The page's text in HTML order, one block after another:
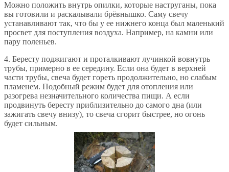
Можно положить внутрь опилки, которые наструганы, пока
вы готовили и раскалывали брёвнышко. Саму свечу
устанавливают так, что бы у ее нижнего конца был маленький
просвет для поступления воздуха. Например, на камни или
пару поленьев.
4. Бересту поджигают и проталкивают лучинкой вовнутрь
трубы, примерно в ее середину. Если она будет в верхней
части трубы, свеча будет гореть продолжительно, но слабым
пламенем. Подобный режим будет для отопления или
разогрева незначительного количества пищи. А если
продвинуть бересту приблизительно до самого дна (или
зажигать свечу внизу), то свеча сгорит быстрее, но огонь
будет сильным.